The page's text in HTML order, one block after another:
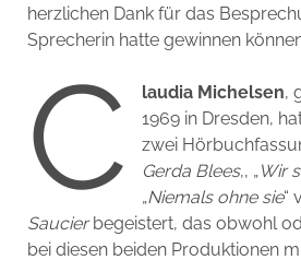
herzlichen Dank für das
Sprecherin hatte gewinnen
C laudia Michelsen,
1969 in Dresden,
zwei
Gerda Blees‚, „Wir
„Niemals ohne sie“
Saucierbegeistert, das obwohl
bei diesen beiden Produktionen